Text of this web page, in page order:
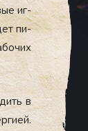
иг­
пи­
в